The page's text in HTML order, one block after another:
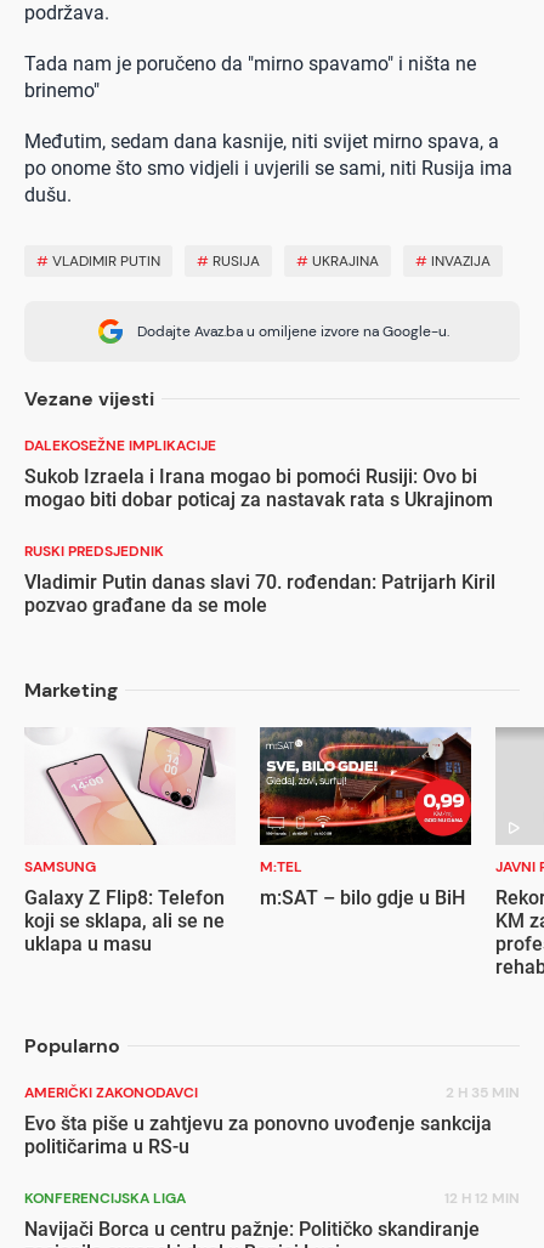
podržava.
Tada nam je poručeno da "mirno spavamo" i ništa ne
brinemo"
Međutim, sedam dana kasnije, niti svijet mirno spava, a
po onome što smo vidjeli i uvjerili se sami, niti Rusija ima
dušu.
#VLADIMIR PUTIN # RUSIJA #UKRAJINA # INVAZIJA
Dodajte Avaz.ba u omiljene izvore na Google-u.
Vezane vijesti
DALEKOSEŽNE IMPLIKACIJE
Sukob Izraela i Irana mogao bi pomoći Rusiji: Ovo bi
mogao biti dobar poticaj za nastavak rata s Ukrajinom
RUSKI PREDSJEDNIK
Vladimir Putin danas slavi 70. rođendan: Patrijarh Kiril
pozvao građane da se mole
Marketing
SAMSUNG
Galaxy Z Flip8: Telefon
koji se sklapa, ali se ne
uklapa u masu
M:TEL
m:SAT – bilo gdje u BiH
JAVNI
KM
Popularno
AMERIČKI ZAKONODAVCI 2 H 35 MIN
Evo šta piše u zahtjevu za ponovno uvođenje sankcija
političarima u RS-u
KONFERENCIJSKA LIGA 12 H 12 MIN
Navijači Borca u centru pažnje: Političko skandiranje